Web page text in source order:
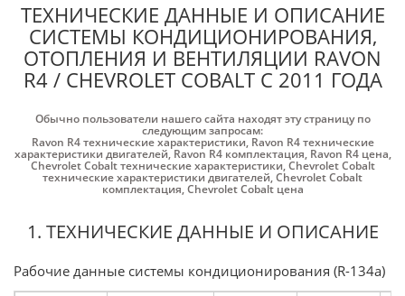
ТЕХНИЧЕСКИЕ ДАННЫЕ И ОПИСАНИЕ
СИСТЕМЫ КОНДИЦИОНИРОВАНИЯ,
ОТОПЛЕНИЯ И ВЕНТИЛЯЦИИ RAVON
R4 / CHEVROLET COBALT С 2011 ГОДА
Обычно пользователи нашего сайта находят эту страницу по
следующим запросам:
Ravon R4 технические характеристики, Ravon R4 технические
характеристики двигателей,Ravon R4 комплектация, Ravon R4 цена,
Chevrolet Cobalt технические характеристики,Chevrolet Cobalt
технические характеристики двигателей,Chevrolet Cobalt
комплектация,Chevrolet Cobalt цена
1. ТЕХНИЧЕСКИЕ ДАННЫЕ И ОПИСАНИЕ
Рабочие данные системы кондиционирования (R-134a)